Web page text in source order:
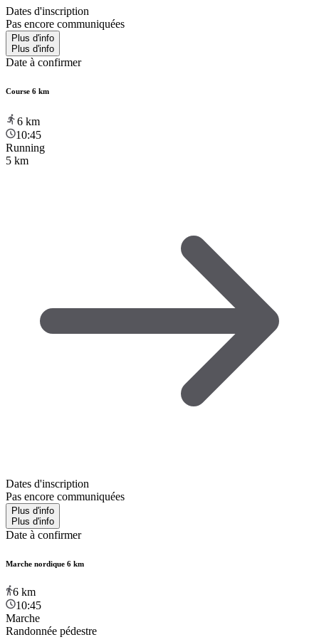
Dates d'inscription
Pas encore communiquées
Plus d'info
Plus d'info
Date à confirmer
Course 6 km
6 km
10:45
Running
5 km
Dates d'inscription
Pas encore communiquées
Plus d'info
Plus d'info
Date à confirmer
Marche nordique 6 km
6 km
10:45
Marche
Randonnée pédestre